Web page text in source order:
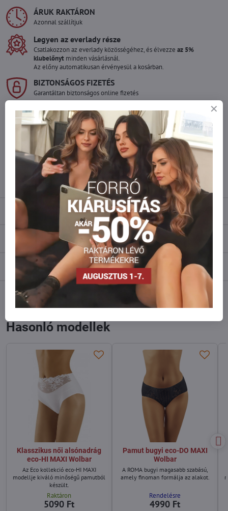
ÁRUK RAKTÁRON
Azonnal szállítjuk
Legyen az everlady része
Csatlakozzon az everlady közösségéhez, és élvezze az 5%
klubelőnyt minden vásárlásnál.
Az előny automatikusan érvényesül a kosárban.
BIZTONSÁGOS FIZETÉS
Garantáltan biztonságos online fizetés
Szeretne több terméket rendelni mint
amennyi raktáron van?
Ne habozzon kapcsolatba lépni velünk, raktárra szállítjuk az árut!
info​@everlady​.eu
Leírás
0
Fórum 0
Facebook Reddit LinkedIn
mail
Hasonló modellek
Klasszikus női alsónadrág
eco-HI MAXI Wolbar
Az Eco kollekció eco-HI MAXI
modellje kiváló minőségű pamutból
készült.
Raktáron
5090 Ft
Pamut bugyi eco-DO MAXI
Wolbar
A ROMA bugyi magasabb szabású,
amely finoman formálja az alakot.
Rendelésre
4990 Ft